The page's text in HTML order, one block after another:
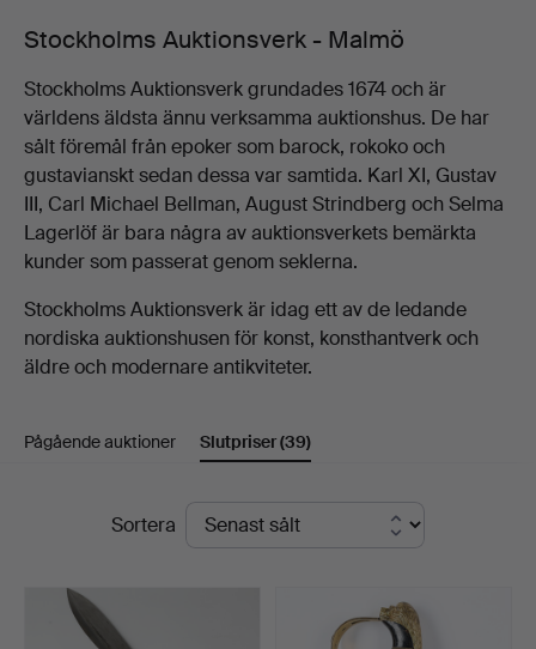
Stockholms Auktionsverk - Malmö
Stockholms Auktionsverk grundades 1674 och är
världens äldsta ännu verksamma auktionshus. De har
sålt föremål från epoker som barock, rokoko och
gustavianskt sedan dessa var samtida. Karl XI, Gustav
III, Carl Michael Bellman, August Strindberg och Selma
Lagerlöf är bara några av auktionsverkets bemärkta
kunder som passerat genom seklerna.
Stockholms Auktionsverk är idag ett av de ledande
nordiska auktionshusen för konst, konsthantverk och
äldre och modernare antikviteter.
Pågående auktioner Slutpriser(39)
SlutpriserSortera